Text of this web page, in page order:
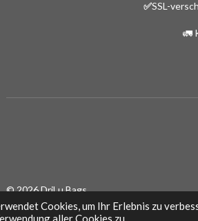
Cookies, um Ihr Erlebnis zu
aller Cookies zu.
✅SSL-
🚛
© 2026 DriLu Bags